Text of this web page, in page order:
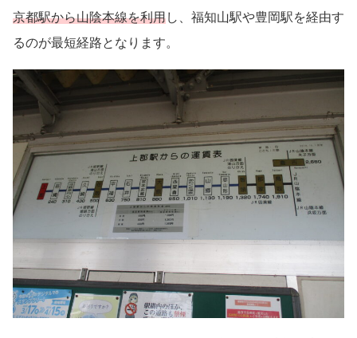
京都駅から山陰本線を利用し、福知山駅や豊岡駅を経由す
るのが最短経路となります。